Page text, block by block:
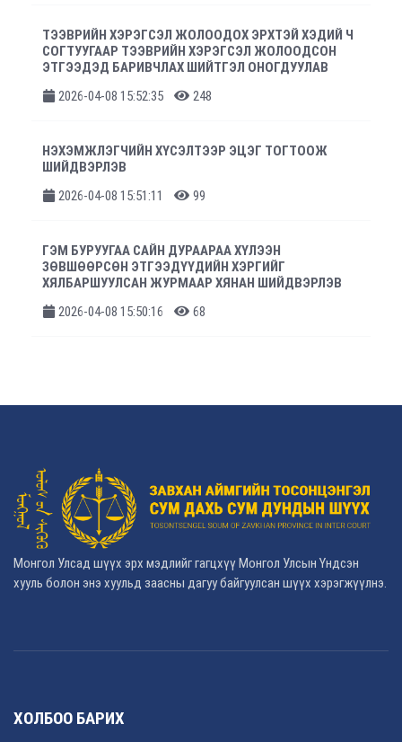
ТЭЭВРИЙН ХЭРЭГСЭЛ ЖОЛООДОХ ЭРХТЭЙ ХЭДИЙ Ч
СОГТУУГААР ТЭЭВРИЙН ХЭРЭГСЭЛ ЖОЛООДСОН
ЭТГЭЭДЭД БАРИВЧЛАХ ШИЙТГЭЛ ОНОГДУУЛАВ
2026-04-08 15:52:35
248
НЭХЭМЖЛЭГЧИЙН ХҮСЭЛТЭЭР ЭЦЭГ ТОГТООЖ
ШИЙДВЭРЛЭВ
2026-04-08 15:51:11
99
ГЭМ БУРУУГАА САЙН ДУРААРАА ХҮЛЭЭН
ЗӨВШӨӨРСӨН ЭТГЭЭДҮҮДИЙН ХЭРГИЙГ
ХЯЛБАРШУУЛСАН ЖУРМААР ХЯНАН ШИЙДВЭРЛЭВ
2026-04-08 15:50:16
68
Монгол Улсад шүүх эрх мэдлийг гагцхүү Монгол Улсын Үндсэн
хууль болон энэ хуульд заасны дагуу байгуулсан шүүх хэрэгжүүлнэ.
ХОЛБОО БАРИХ